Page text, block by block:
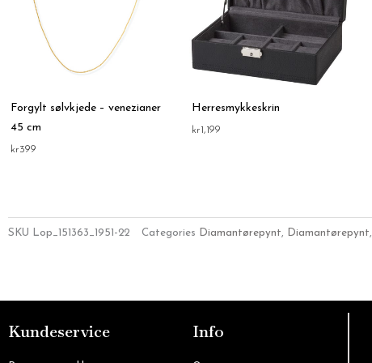
Forgylt sølvkjede – venezianer
45 cm
kr399
Herresmykkeskrin
kr1,199
SKU Lop_151363_1951-22 Categories Diamantørepynt, Diamantørepynt,
Kundeservice Info